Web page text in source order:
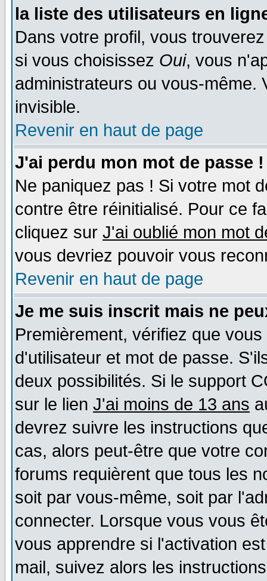
la liste des utilisateurs en
Dans votre profil, vous
si vous choisissez Oui, vous
administrateurs ou vous-même.
invisible.
Revenir en haut de page
J'ai perdu mon mot de passe !
Ne paniquez pas ! Si votre mot
contre être réinitialisé. Pour ce
cliquez sur J'ai oublié mon mot
vous devriez pouvoir vous
Revenir en haut de page
Je me suis inscrit mais ne
Premièrement, vérifiez que
d'utilisateur et mot de passe.
deux possibilités. Si le support
sur le lien J'ai moins de 13 ans
devrez suivre les instructions
cas, alors peut-être que votre
forums requièrent que tous les
soit par vous-même, soit par
connecter. Lorsque vous vous
vous apprendre si l'activation
mail, suivez alors les